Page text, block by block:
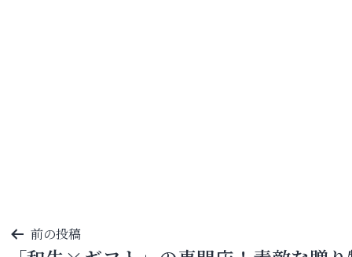
投 前の投稿